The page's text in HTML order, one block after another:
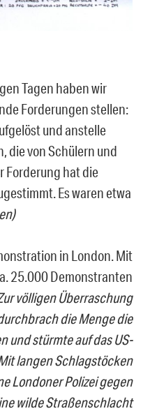
Tagen haben wir
Forderungen stellen:
und anstelle
die von Schülern und
Forderung hat die
Es waren etwa
in London. Mit
25.000 Demonstranten
völligen Überraschung
die Menge die
und stürmte auf das US-
langen Schlagstöcken
Londoner Polizei gegen
wilde Straßenschlacht